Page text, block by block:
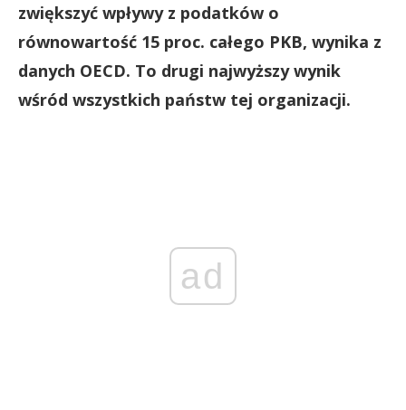
zwiększyć wpływy z podatków o
równowartość 15 proc. całego PKB, wynika z
danych OECD. To drugi najwyższy wynik
wśród wszystkich państw tej organizacji.
ad